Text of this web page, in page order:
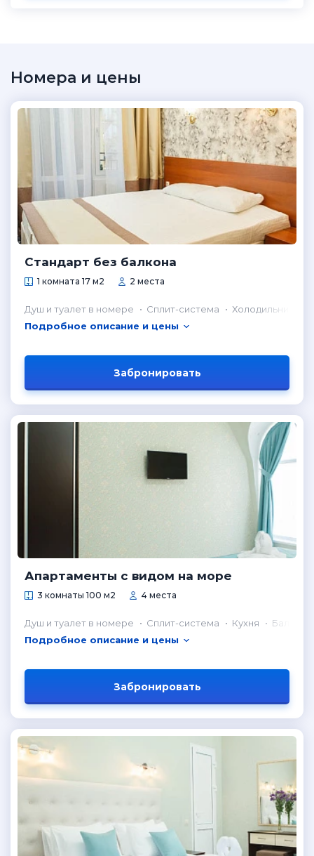
Номера и цены
Стандарт без балкона
1 комната 17 м2 2 места
Душ и туалет в номере Сплит-система
Холодильник в
Подробное описание и цены
Забронировать
Апартаменты с видом на море
3 комнаты 100 м2 4 места
Душ и туалет в номере Сплит-система Кухня
Балкон
Подробное описание и цены
Забронировать